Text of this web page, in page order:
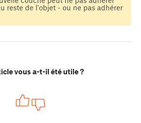
reste de l'objet - ou ne pas adhérer
vous a-t-il été utile ?